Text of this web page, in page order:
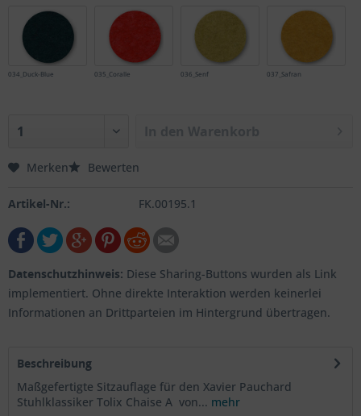
034_Duck-Blue 035_Coralle 036_Senf 037_Safran
Merken Bewerten
Artikel-Nr.: FK.00195.1
Datenschutzhinweis: Diese Sharing-Buttons wurden als Link
implementiert. Ohne direkte Interaktion werden keinerlei
Informationen an Drittparteien im Hintergrund übertragen.
Beschreibung
Maßgefertigte Sitzauflage für den Xavier Pauchard
Stuhlklassiker Tolix Chaise A von... mehr